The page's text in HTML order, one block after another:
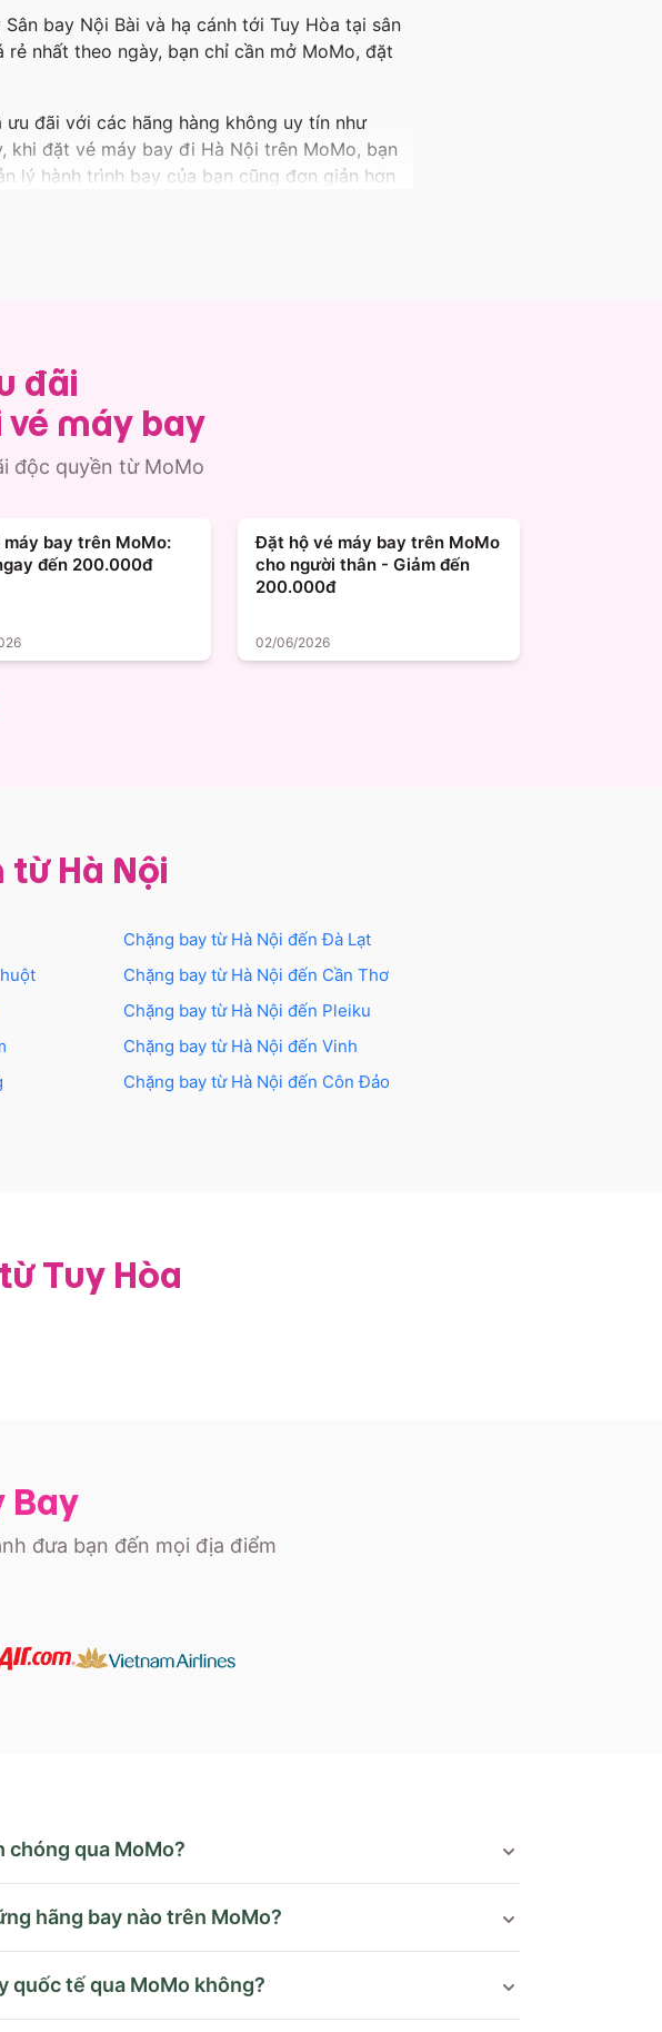
bay Nội Bài và hạ cánh tới Tuy Hòa tại sân
nhất theo ngày, bạn chỉ cần mở MoMo, đặt
đãi với các hãng hàng không uy tín như
khi đặt vé máy bay đi Hà Nội trên MoMo, bạn
lý hành trình bay của bạn cũng đơn giản hơn
đãi
máy bay
độc quyền từ MoMo
bay trên MoMo:
đến 200.000đ
Đặt hộ vé máy bay trên MoMo
cho người thân - Giảm đến
200.000đ
02/06/2026
từ Hà Nội
Chặng bay từ Hà Nội đếnĐà Lạt
Chặng bay từ Hà Nội đến Cần Thơ
Chặng bay từ Hà Nội đến Pleiku
Chặng bay từ Hà Nội đến Vinh
Chặng bay từ Hà Nội đến Côn Đảo
Tuy Hòa
Bay
đưa bạn đến mọi địa điểm
chóng qua MoMo?
hãng bay nào trên MoMo?
quốc tế qua MoMo không?